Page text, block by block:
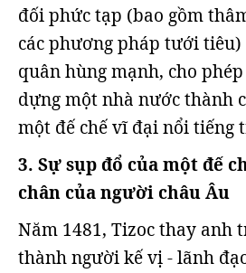
đối phức tạp (bao gồm
các phương pháp tưới
quân hùng mạnh, cho
dựng một nhà nước thành
một đế chế vĩ đại nổi tiếng
3. Sự sụp đổ của một đế
chân của người châu Âu
Năm 1481, Tizoc thay anh
thành người kế vị - lãnh